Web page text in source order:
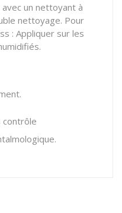
un nettoyant à
nettoyage. Pour
: Appliquer sur les
contrôle